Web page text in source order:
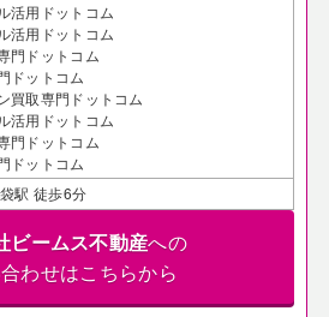
活用ドットコム
活用ドットコム
門ドットコム
ドットコム
買取専門ドットコム
活用ドットコム
門ドットコム
ドットコム
駅 徒歩6分
ビームス不動産への
わせはこちらから